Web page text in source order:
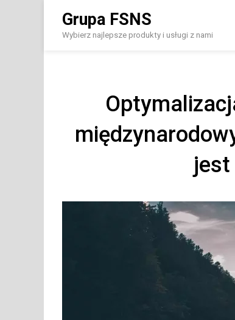
content
Grupa FSNS
Wybierz najlepsze produkty i usługi z nami
jest